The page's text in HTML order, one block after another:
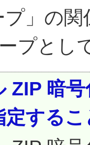
プ」の
プとし
ZIP 暗
定する